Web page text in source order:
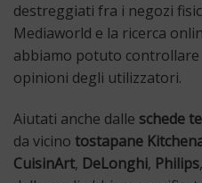
destreggiati fra i negozi
Mediaworld e la ricerca
abbiamo potuto controllare
opinioni degli utilizzatori.
Aiutati anche dalle schede
da vicino tostapane
CuisinArt, DeLonghi, Philips,